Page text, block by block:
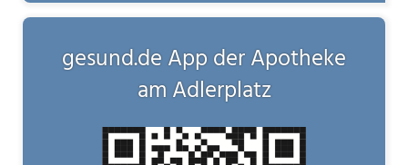
gesund.de App der Apotheke
am Adlerplatz